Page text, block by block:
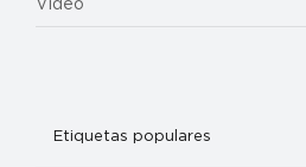
Video
Etiquetas populares